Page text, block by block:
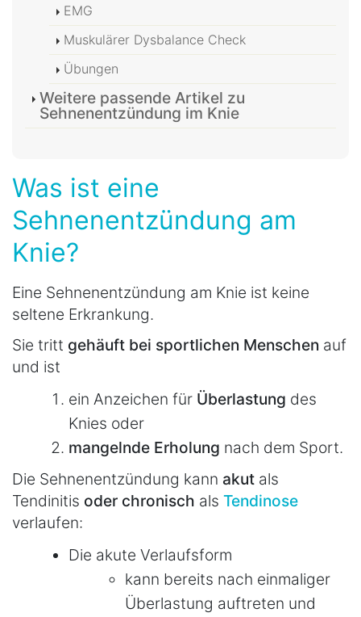
EMG
Muskulärer Dysbalance Check
Übungen
Weitere passende Artikel zu
Sehnenentzündung im Knie
Was ist eine
Sehnenentzündung am
Knie?
Eine Sehnenentzündung am Knie ist keine
seltene Erkrankung.
Sie tritt gehäuft bei sportlichen Menschen auf
und ist
ein Anzeichen für Überlastung des
Knies oder
mangelnde Erholung nach dem Sport.
Die Sehnenentzündung kann akut als
Tendinitis oder chronisch als Tendinose
verlaufen:
Die akute Verlaufsform
kann bereits nach einmaliger
Überlastung auftreten und